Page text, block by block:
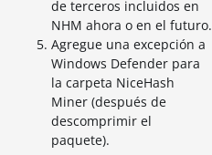
de terceros incluidos en
NHM ahora o en el futuro.
Agregue una excepción a
Windows Defender para
la carpeta NiceHash
Miner (después de
descomprimir el
paquete).